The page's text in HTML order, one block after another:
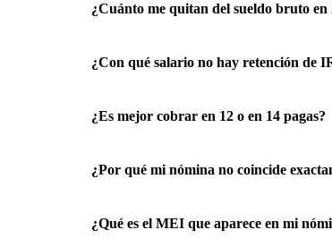
¿Cuánto me quitan del sueldo bruto en
¿Con qué salario no hay retención de
¿Es mejor cobrar en 12 o en 14 pagas?
¿Por qué mi nómina no coincide
¿Qué es el MEI que aparece en mi